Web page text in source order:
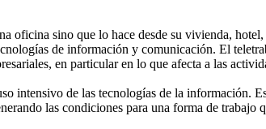
sino que lo hace desde su vivienda,
de información y comunicación. El
en particular en lo que afecta a las
intensivo de las tecnologías de la información.
las condiciones para una forma de